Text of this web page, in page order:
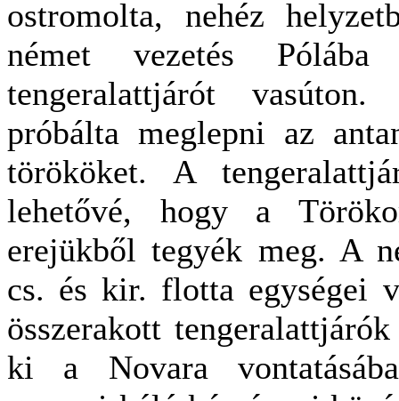
ostromolta, nehéz
német vezetés
tengeralattjárót
próbálta meglepni az
törököket. A
lehetővé, hogy a
erejükből tegyék meg. A
cs. és kir. flotta egységei
összerakott
ki a Novara